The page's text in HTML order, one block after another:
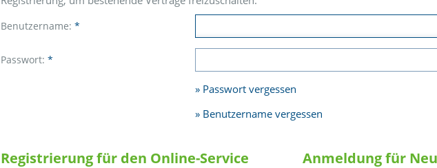
Benutzername: *
Passwort: *
Passwort vergessen
Benutzername vergessen
Registrierung für den Online-Service Anmeldung für